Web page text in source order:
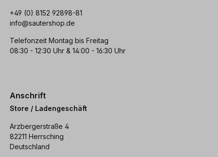
+49 (0) 8152 92898-81
info@sautershop.de
Telefonzeit Montag bis Freitag
08:30 - 12:30 Uhr & 14:00 - 16:30 Uhr
Anschrift
Store / Ladengeschäft
Arzbergerstraße 4
82211 Herrsching
Deutschland